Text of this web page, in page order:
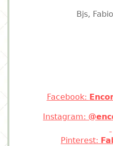
Bjs,
Facebook:
Instagram:
Pinterest: